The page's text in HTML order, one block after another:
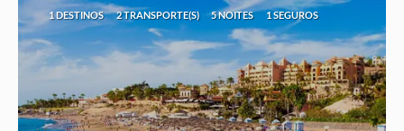
1 DESTINOS 2 TRANSPORTE(S) 5 NOITES 1 SEGUROS